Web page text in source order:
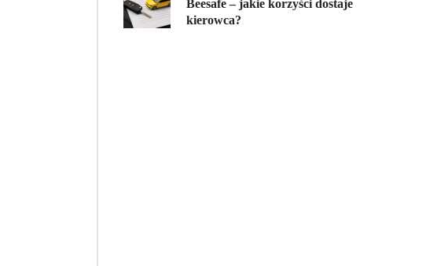
Beesafe – jakie korzyści dostaje
kierowca?